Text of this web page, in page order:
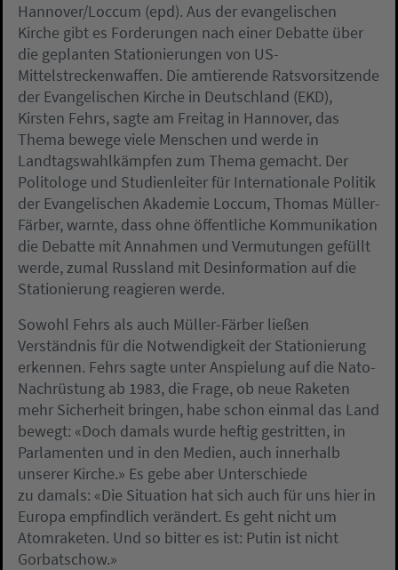
Hannover/Loccum (epd). Aus der evangelischen
Kirche gibt es Forderungen nach einer Debatte über
die geplanten Stationierungen von US-
Mittelstreckenwaffen. Die amtierende Ratsvorsitzende
der Evangelischen Kirche in Deutschland (EKD),
Kirsten Fehrs, sagte am Freitag in Hannover, das
Thema bewege viele Menschen und werde in
Landtagswahlkämpfen zum Thema gemacht. Der
Politologe und Studienleiter für Internationale Politik
der Evangelischen Akademie Loccum, Thomas Müller-
Färber, warnte, dass ohne öffentliche Kommunikation
die Debatte mit Annahmen und Vermutungen gefüllt
werde, zumal Russland mit Desinformation auf die
Stationierung reagieren werde.
Sowohl Fehrs als auch Müller-Färber ließen
Verständnis für die Notwendigkeit der Stationierung
erkennen. Fehrs sagte unter Anspielung auf die Nato-
Nachrüstung ab 1983, die Frage, ob neue Raketen
mehr Sicherheit bringen, habe schon einmal das Land
bewegt: «Doch damals wurde heftig gestritten, in
Parlamenten und in den Medien, auch innerhalb
unserer Kirche.» Es gebe aber Unterschiede
zu damals: «Die Situation hat sich auch für uns hier in
Europa empfindlich verändert. Es geht nicht um
Atomraketen. Und so bitter es ist: Putin ist nicht
Gorbatschow.»